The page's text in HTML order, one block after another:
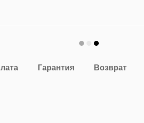
Гарантия Возврат